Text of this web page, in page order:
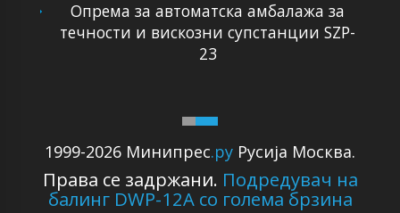
1999-2026 Минипрес.ру Русија Москва.
Права се задржани. Подредувач на
балинг DWP-12A со голема брзина
Опрема за автоматска амбалажа за
течности и вискозни супстанции SZP-
23